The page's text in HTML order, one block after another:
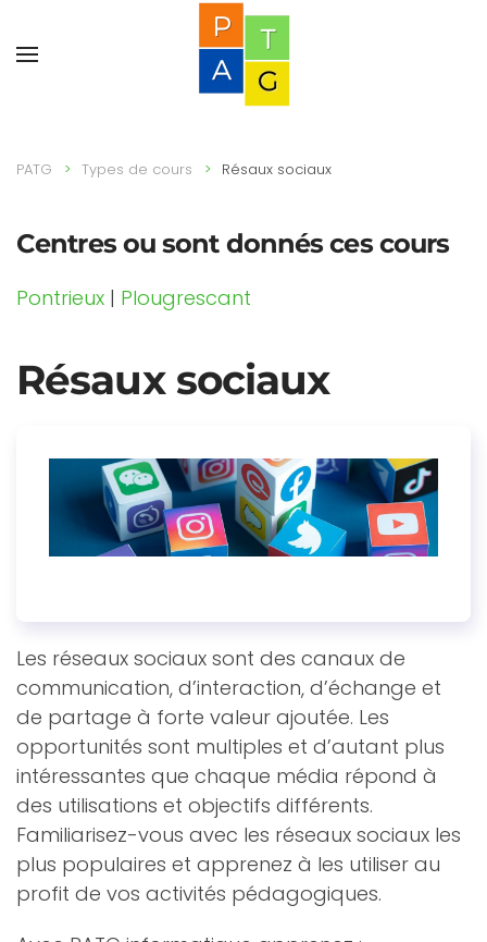
PATG Types de cours Résaux sociaux
Centres ou sont donnés ces cours
Pontrieux | Plougrescant
Résaux sociaux
Les réseaux sociaux sont des canaux de
communication, d’interaction, d’échange et
de partage à forte valeur ajoutée. Les
opportunités sont multiples et d’autant plus
intéressantes que chaque média répond à
des utilisations et objectifs différents.
Familiarisez-vous avec les réseaux sociaux les
plus populaires et apprenez à les utiliser au
profit de vos activités pédagogiques.